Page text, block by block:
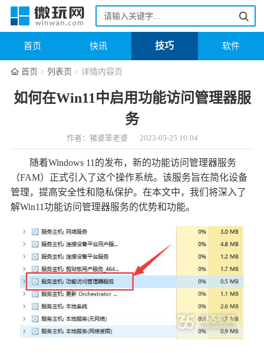
首页 快讯 技巧 软件
首页 列表页 详情内容页
如何在Win11中启用功能访问管理器服
务
作者：猪婆笨老婆 2023-05-25 10:04
随着Windows 11的发布，新的功能访问管理器服务
（FAM）正式引入了这个操作系统。该服务旨在简化设备
管理，提高安全性和隐私保护。在本文中，我们将深入了
解Win11功能访问管理器服务的优势和功能。